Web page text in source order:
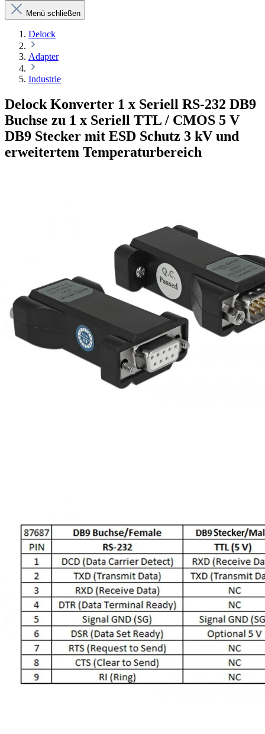
Menü schließen
Delock
Adapter
Industrie
Delock Konverter 1 x Seriell RS-232 DB9
Buchse zu 1 x Seriell TTL / CMOS 5 V
DB9 Stecker mit ESD Schutz 3 kV und
erweitertem Temperaturbereich